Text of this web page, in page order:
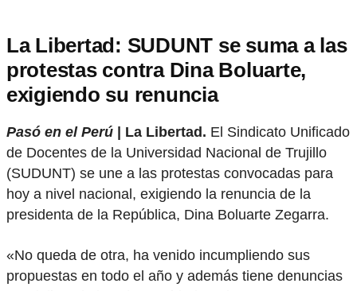
La Libertad: SUDUNT se suma a las
protestas contra Dina Boluarte,
exigiendo su renuncia
Pasó en el Perú | La Libertad. El Sindicato Unificado
de Docentes de la Universidad Nacional de Trujillo
(SUDUNT) se une a las protestas convocadas para
hoy a nivel nacional, exigiendo la renuncia de la
presidenta de la República, Dina Boluarte Zegarra.
«No queda de otra, ha venido incumpliendo sus
propuestas en todo el año y además tiene denuncias